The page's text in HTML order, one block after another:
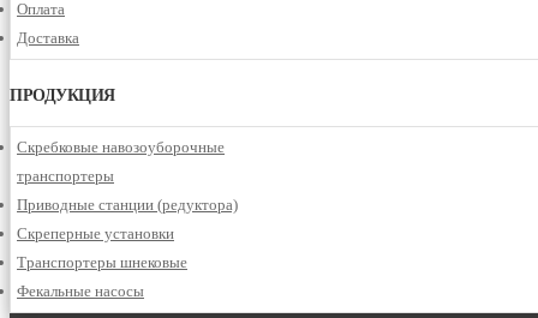
Оплата
Доставка
ПРОДУКЦИЯ
Скребковые навозоуборочные
транспортеры
Приводные станции (редуктора)
Скреперные установки
Транспортеры шнековые
Фекальные насосы